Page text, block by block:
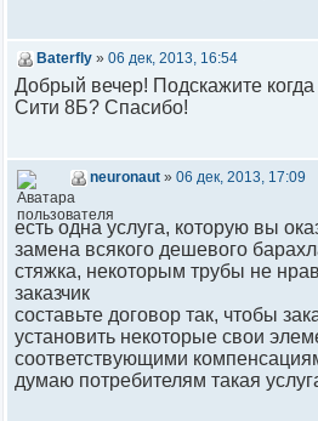
Baterfly » 06 дек, 2013, 16:54
Добрый вечер! Подскажите
Сити 8Б? Спасибо!
neuronaut » 06 дек, 2013, 17:09
есть одна услуга, которую вы
замена всякого дешевого
стяжка, некоторым трубы не
заказчик
составьте договор так, чтобы
установить некоторые свои
соответствующими
думаю потребителям такая